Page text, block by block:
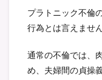
プラトニック不倫
行為とは言えません
通常の不倫では、
め、夫婦間の貞操